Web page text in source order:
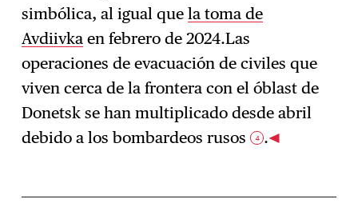
simbólica, al igual quela toma de
Avdiivka en febrero de 2024.Las
operaciones de evacuación de civiles que
viven cerca de la frontera con el óblast de
Donetsk se han multiplicado desde abril
debido a los bombardeos rusos 4 .